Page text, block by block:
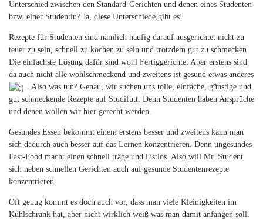
Unterschied zwischen den Standard-Gerichten und denen eines Studenten
bzw. einer Studentin? Ja, diese Unterschiede gibt es!
Rezepte für Studenten sind nämlich häufig darauf ausgerichtet nicht zu
teuer zu sein, schnell zu kochen zu sein und trotzdem gut zu schmecken.
Die einfachste Lösung dafür sind wohl Fertiggerichte. Aber erstens sind
da auch nicht alle wohlschmeckend und zweitens ist gesund etwas anderes
. Also was tun? Genau, wir suchen uns tolle, einfache, günstige und
gut schmeckende Rezepte auf Studifutt. Denn Studenten haben Ansprüche
und denen wollen wir hier gerecht werden.
Gesundes Essen bekommt einem erstens besser und zweitens kann man
sich dadurch auch besser auf das Lernen konzentrieren. Denn ungesundes
Fast-Food macht einen schnell träge und lustlos. Also will Mr. Student
sich neben schnellen Gerichten auch auf gesunde Studentenrezepte
konzentrieren.
Oft genug kommt es doch auch vor, dass man viele Kleinigkeiten im
Kühlschrank hat, aber nicht wirklich weiß was man damit anfangen soll.